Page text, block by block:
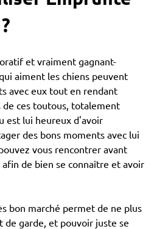
et vraiment gagnant-
aiment les chiens peuvent
avec eux tout en rendant
ces toutous, totalement
est lui heureux d'avoir
des bons moments avec lui
vous rencontrer avant
de bien se connaître et avoir
bon marché permet de ne plus
de garde, et pouvoir juste se